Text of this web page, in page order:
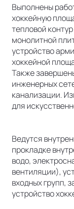
Выполнены
хоккейную
тепловой
монолитной
устройство
хоккейной
Также
инженерных
канализации.
для
Ведутся
прокладке
водо,
вентиляции),
входных групп,
устройство